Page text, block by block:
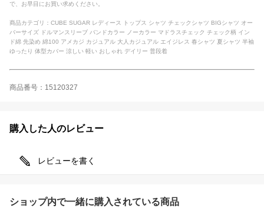
で、お早目にお買い求めください。
商品カテゴリ：CUBE SUGAR レディース トップス シャツ チェックシャツ BIGシャツ オー
バーサイズ ドルマンスリーブ バンドカラー ノーカラー マドラスチェック チェック柄 イン
ド綿 先染め 綿100 アメカジ カジュアル 大人カジュアル エイジレス 春シャツ 夏シャツ 半袖
ゆったり 体型カバー 涼しい 軽い おしゃれ デイリー 普段着
商品番号：15120327
購入した人のレビュー
レビューを書く
ショップ内で一緒に購入されている商品